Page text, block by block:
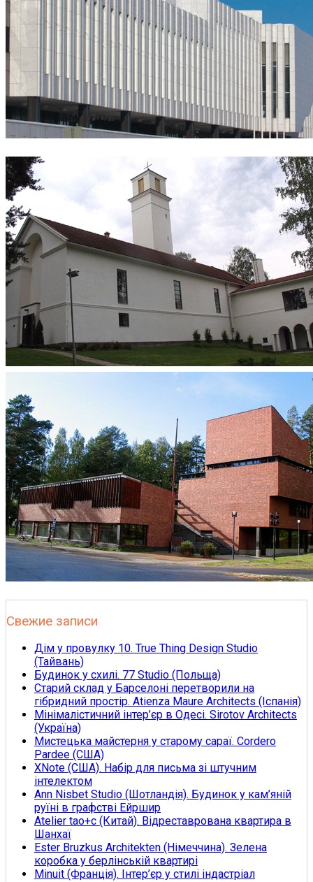
Свежие записи
Дім у провулку 10. True Thing Design Studio
(Тайвань)
Будинок у схилі. 77 Studio (Польща)
Старий склад у Барселоні перетворили на
гібридний простір. Atienza Maure Architects (Іспанія)
Мінімалістичний інтер’єр в Одесі. Sirotov Architects
(Україна)
Мистецька майстерня у старому сараї. Cordero
Pardee (США)
XNote (США). Набір для письма зі штучним
інтелектом
Ann Nisbet Studio (Шотландія). Будинок у кам’яній
руїні в графстві Ейршир
Atelier tao+c (Китай). Відреставрована квартира в
Шанхаї
Ester Bruzkus Architekten (Німеччина). Зелена
коробка у берлінській квартирі
Minuit (Франція). Iнтер’єр у стилі індастріал